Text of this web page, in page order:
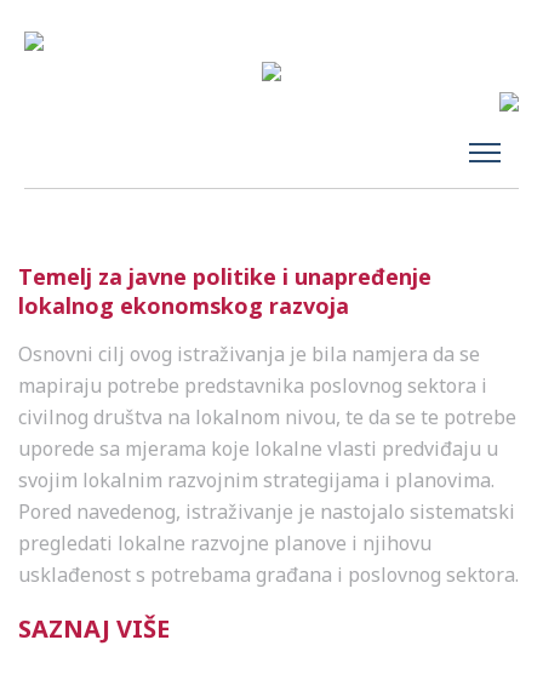
Temelj za javne politike i unapređenje
lokalnog ekonomskog razvoja
Osnovni cilj ovog istraživanja je bila namjera da se
mapiraju potrebe predstavnika poslovnog sektora i
civilnog društva na lokalnom nivou, te da se te potrebe
uporede sa mjerama koje lokalne vlasti predviđaju u
svojim lokalnim razvojnim strategijama i planovima.
Pored navedenog, istraživanje je nastojalo sistematski
pregledati lokalne razvojne planove i njihovu
usklađenost s potrebama građana i poslovnog sektora.
SAZNAJ VIŠE